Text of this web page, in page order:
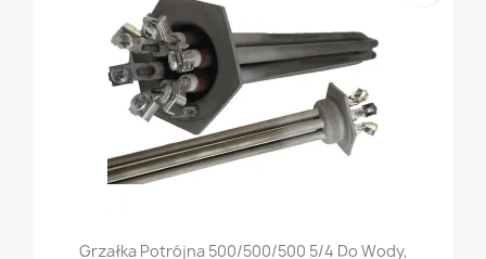
Grzałka Potrójna 500/500/500 5/4 Do Wody,